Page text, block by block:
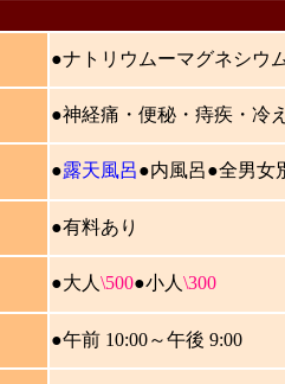
●ナトリウムーマグネシウ
●神経痛・便秘・痔疾・冷
●露天風呂●内風呂●全男女
●有料あり
●大人 \500●小人 \300
●午前 10:00～午後 9:00